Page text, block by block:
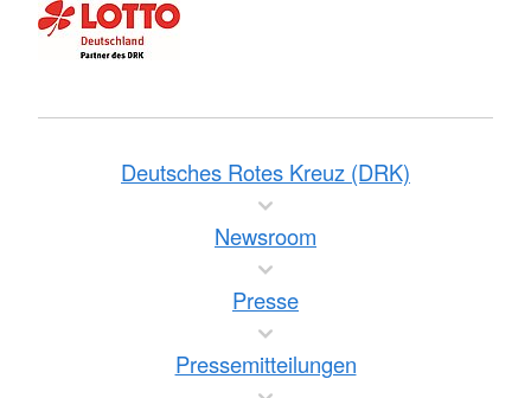
Deutsches Rotes Kreuz (DRK)
Newsroom
Presse
Pressemitteilungen